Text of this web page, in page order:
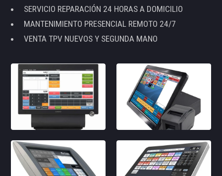
SERVICIO REPARACIÓN 24 HORAS A DOMICILIO
MANTENIMIENTO PRESENCIAL REMOTO 24/7
VENTA TPV NUEVOS Y SEGUNDA MANO